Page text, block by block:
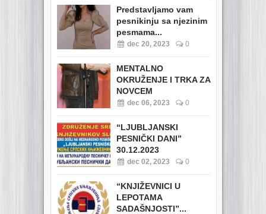
Predstavljamo vam
pesnikinju sa njezinim
pesmama...
dec 20, 2023 0
MENTALNO
OKRUŽENJE I TRKA ZA
NOVCEM
dec 06, 2023 0
“LJUBLJANSKI
PESNIČKI DANI”
30.12.2023
dec 02, 2023 0
“KNJIŽEVNICI U
LEPOTAMA
SADAŠNJOSTI”...